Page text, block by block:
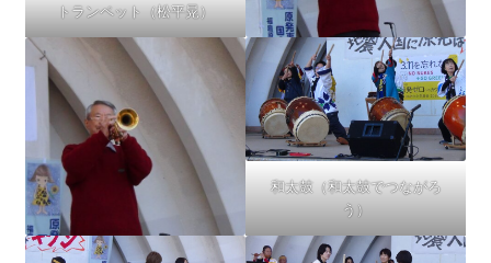
トランペット（松平晃）
和太鼓（和太鼓でつながろ
う）